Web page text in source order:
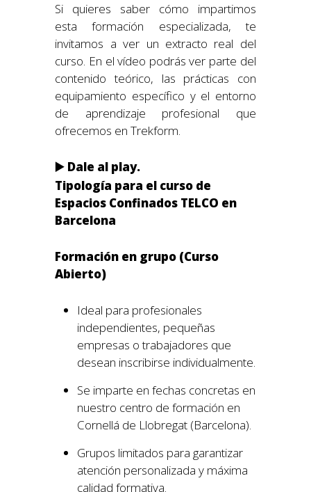
Si quieres saber cómo impartimos
esta formación especializada, te
invitamos a ver un extracto real del
curso. En el vídeo podrás ver parte del
contenido teórico, las prácticas con
equipamiento específico y el entorno
de aprendizaje profesional que
ofrecemos en Trekform.
▶️ Dale al play.
Tipología para el curso de
Espacios Confinados TELCO en
Barcelona
Formación en grupo (Curso
Abierto)
Ideal para profesionales
independientes, pequeñas
empresas o trabajadores que
desean inscribirse individualmente.
Se imparte en fechas concretas en
nuestro centro de formación en
Cornellá de Llobregat (Barcelona).
Grupos limitados para garantizar
atención personalizada y máxima
calidad formativa.